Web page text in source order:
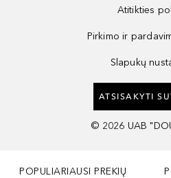
Atitikties
Pirkimo ir
Slapukų
ATSISAKYTI
© 2026 UAB
POPULIARIAUSI PREKIŲ